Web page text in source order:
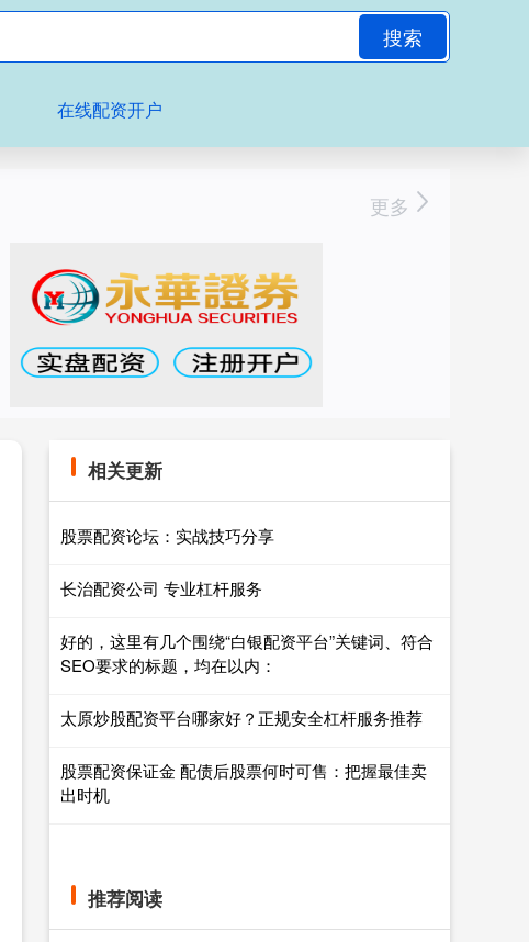
搜索
在线配资开户
更多
相关更新
股票配资论坛：实战技巧分享
长治配资公司 专业杠杆服务
好的，这里有几个围绕“白银配资平台”关键词、符合
SEO要求的标题，均在以内：
太原炒股配资平台哪家好？正规安全杠杆服务推荐
股票配资保证金 配债后股票何时可售：把握最佳卖
出时机
推荐阅读